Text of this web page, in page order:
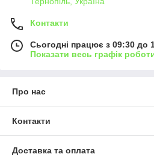
Контакти
Сьогодні працює з 09:30 до
Показати весь графік
Про нас
Контакти
Доставка та оплата